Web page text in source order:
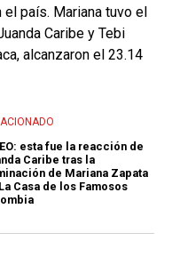
país. Mariana tuvo el
Caribe y Tebi
alcanzaron el 23.14
esta fue la reacción de
Caribe tras la
de Mariana Zapata
Casa de los Famosos